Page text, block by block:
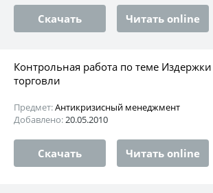
Скачать Читать online
Контрольная работа по теме
торговли
Предмет:Антикризисный менеджмент
Добавлено:20.05.2010
Скачать Читать online